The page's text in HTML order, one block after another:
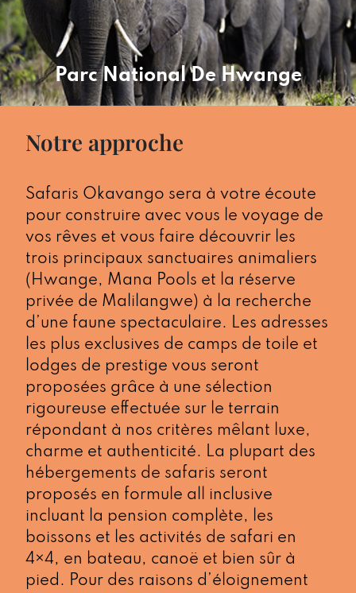
Parc National De Hwange
Notre approche
Safaris Okavango sera à votre écoute
pour construire avec vous le voyage de
vos rêves et vous faire découvrir les
trois principaux sanctuaires animaliers
(Hwange, Mana Pools et la réserve
privée de Malilangwe) à la recherche
d’une faune spectaculaire. Les adresses
les plus exclusives de camps de toile et
lodges de prestige vous seront
proposées grâce à une sélection
rigoureuse effectuée sur le terrain
répondant à nos critères mêlant luxe,
charme et authenticité. La plupart des
hébergements de safaris seront
proposés en formule all inclusive
incluant la pension complète, les
boissons et les activités de safari en
4×4, en bateau, canoë et bien sûr à
pied. Pour des raisons d’éloignement